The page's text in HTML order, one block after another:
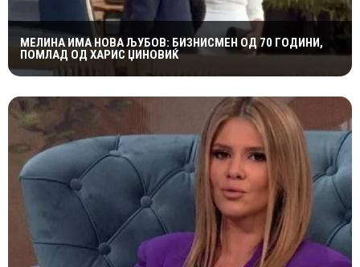
МЕЛИНА ИМА НОВА ЉУБОВ: БИЗНИСМЕН ОД 70 ГОДИНИ,
ПОМЛАД ОД ХАРИС ЏИНОВИЌ